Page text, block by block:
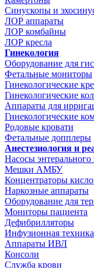
Синускопы и
ЛОР аппараты
ЛОР комбайны
ЛОР кресла
Гинекология
Оборудование для
Фетальные мониторы
Гинекологические
Гинекологические
Аппараты для
Гинекологические
Родовые кровати
Фетальные допплеры
Анестезиология и
Насосы энтерального
Мешки АМБУ
Концентраторы
Наркозные аппараты
Оборудование для
Мониторы пациента
Дефибрилляторы
Инфузионная техника
Аппараты ИВЛ
Консоли
Служба крови